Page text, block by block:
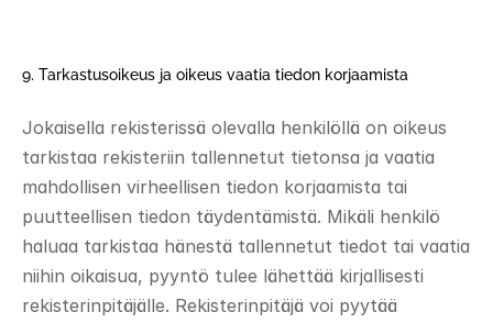
9. Tarkastusoikeus ja oikeus vaatia tiedon korjaamista
Jokaisella rekisterissä olevalla henkilöllä on oikeus
tarkistaa rekisteriin tallennetut tietonsa ja vaatia
mahdollisen virheellisen tiedon korjaamista tai
puutteellisen tiedon täydentämistä. Mikäli henkilö
haluaa tarkistaa hänestä tallennetut tiedot tai vaatia
niihin oikaisua, pyyntö tulee lähettää kirjallisesti
rekisterinpitäjälle. Rekisterinpitäjä voi pyytää